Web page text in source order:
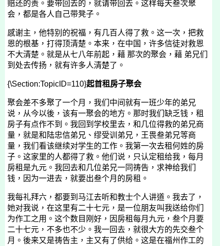
赔还的责。要带回去的，就请带回去。这样每天叁次聚
会，都是各人自己带凳子。
感谢主，他特别的祝福，有几百人得了救。这一次，把救
恩的根基，打得顶清楚。本来，在中国，许多信徒对救恩
不大清楚。就是从七八年前起，藉 那次的聚会，藉 弟兄们
到处去传扬，就有许多人清楚了。
{\Section:TopicID=110}起首租房子聚会
聚会差不多聚了一个月，我们中间就有一班少年的弟兄
说，从今以後，该有一聚会的地方。那时我们缺乏钱，租
房子有点作不到。我回到学校里去，和几位得救的弟兄商
量，就是和陆忠信弟兄、缪受训弟兄，王畏叁弟兄等商
量，我们看该继续对学生的工作。我第一次去租何姓的房
子。这家里的人都得了救。他们说，只认定租给我，每月
房租是九元。我回去和几位弟兄一同祷告，求神给我们
钱，因为一进去，就要出叁个月的房租。
我每礼拜六，都要到马江去听和教士个人讲道。我去了，
她对我说，在这里有二十七元，是一位朋友叫我送给你们
为作工之用。这个数目刚好，因房租每月九元，叁个月要
二十七元，不多也不少。我一回去，就很大方的先交叁个
月。後来又是祷告主，主又有了供给。这是在福州作工的